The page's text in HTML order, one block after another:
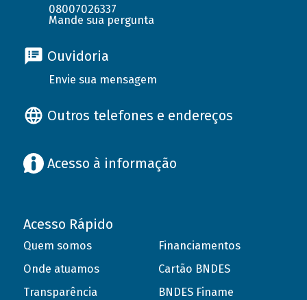
08007026337
Mande sua pergunta
Ouvidoria
Envie sua mensagem
Outros telefones e endereços
Acesso à informação
Acesso Rápido
Quem somos
Onde atuamos
Transparência
Financiamentos
Cartão BNDES
BNDES Finame